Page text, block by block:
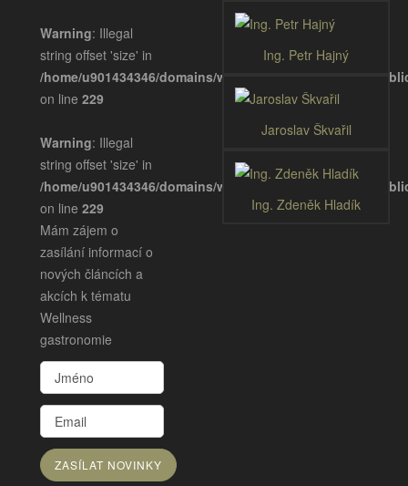
Warning: Illegal
string offset 'size' in
/home/u901434346/domains/wellnessgastronomie.eu/
on line 229
Warning: Illegal
string offset 'size' in
/home/u901434346/domains/wellnessgastronomie.eu/
on line 229
Mám zájem o
zasílání informací o
nových článcích a
akcích k tématu
Wellness
gastronomie
Ing. Petr Hajný
Jaroslav Škvařil
Ing. Zdeněk Hladík